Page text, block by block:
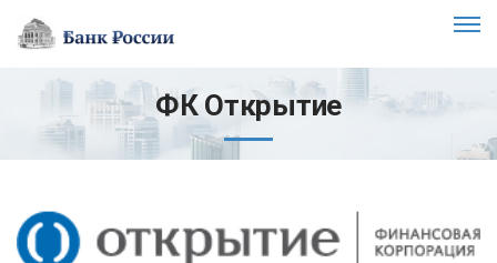
ФК Открытие